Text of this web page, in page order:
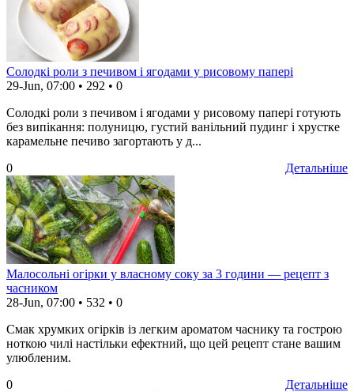
Солодкі роли з печивом і ягодами у рисовому папері
29-Jun, 07:00 • 292 • 0
Солодкі роли з печивом і ягодами у рисовому папері готують
без випікання: полуницю, густий ванільний пудинг і хрустке
карамельне печиво загортають у д...
Детальніше
0
Малосольні огірки у власному соку за 3 години — рецепт з
часником
28-Jun, 07:00 • 532 • 0
Смак хрумких огірків із легким ароматом часнику та гострою
ноткою чилі настільки ефектний, що цей рецепт стане вашим
улюбленим.
Детальніше
0